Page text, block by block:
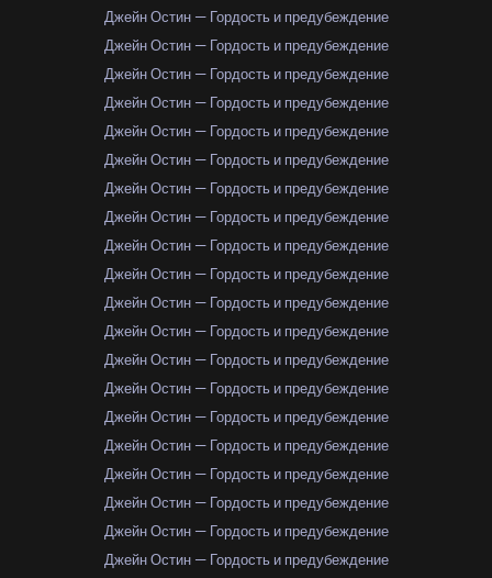
Джейн Остин — Гордость и предубеждение
Джейн Остин — Гордость и предубеждение
Джейн Остин — Гордость и предубеждение
Джейн Остин — Гордость и предубеждение
Джейн Остин — Гордость и предубеждение
Джейн Остин — Гордость и предубеждение
Джейн Остин — Гордость и предубеждение
Джейн Остин — Гордость и предубеждение
Джейн Остин — Гордость и предубеждение
Джейн Остин — Гордость и предубеждение
Джейн Остин — Гордость и предубеждение
Джейн Остин — Гордость и предубеждение
Джейн Остин — Гордость и предубеждение
Джейн Остин — Гордость и предубеждение
Джейн Остин — Гордость и предубеждение
Джейн Остин — Гордость и предубеждение
Джейн Остин — Гордость и предубеждение
Джейн Остин — Гордость и предубеждение
Джейн Остин — Гордость и предубеждение
Джейн Остин — Гордость и предубеждение